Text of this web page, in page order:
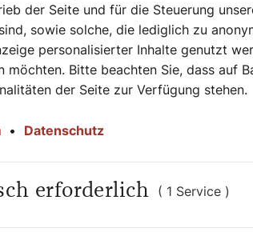
de Compostela, Jerusalem und Rom.
Priorin. 1281 wurde das Kloster
Sie war 62 oder 47 Jahre alt. 1499
politischen Druck das Kloster verlassen,
Persönlichkeiten auf allen
und Sklaven, Brave und Aufmüpfige,
Schar porträtiert Autorin Bernadette Spitzer in
der Seite und für die Steuerung
sowie solche, die lediglich zu
personalisierter Inhalte genutzt
möchten. Bitte beachten Sie, dass auf
der Seite zur Verfügung stehen.
• Datenschutz
erforderlich ( 1 Service )